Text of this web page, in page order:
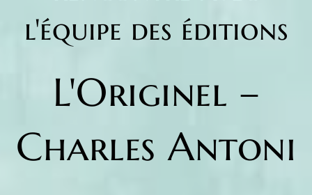
l'équipe des éditions
L'Originel –
Charles Antoni